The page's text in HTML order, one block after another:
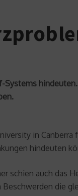
in
hindeuten
schien auch das
die